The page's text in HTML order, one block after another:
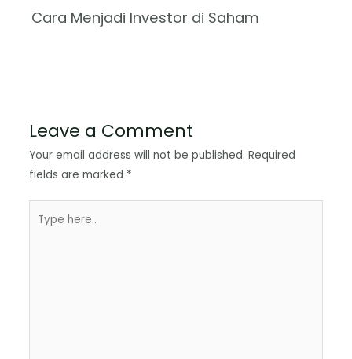
Cara Menjadi Investor di Saham
Leave a Comment
Your email address will not be published. Required
fields are marked *